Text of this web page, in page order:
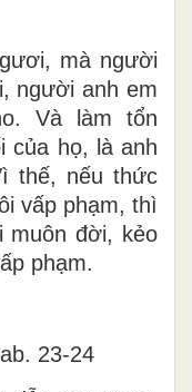
mà người
người anh em
Và làm tổn
của họ, là anh
thế, nếu thức
vấp phạm, thì
muôn đời, kẻo
phạm.
23-24